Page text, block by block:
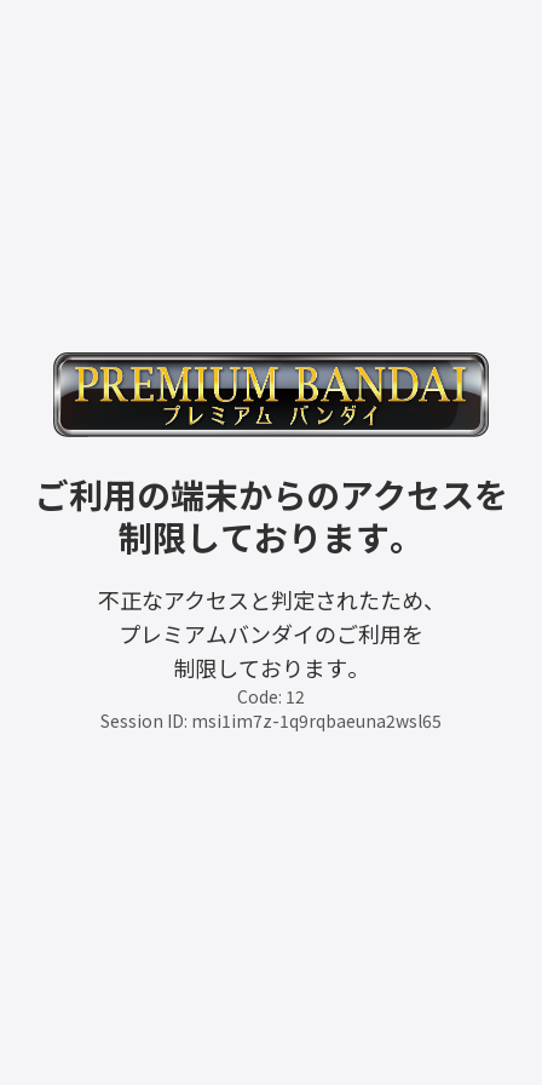
ご利用の端末からのアクセスを
制限しております。
不正なアクセスと判定されたため、
プレミアムバンダイのご利用を
制限しております。
Code: 12
Session ID: msi1im7z-1q9rqbaeuna2wsl65